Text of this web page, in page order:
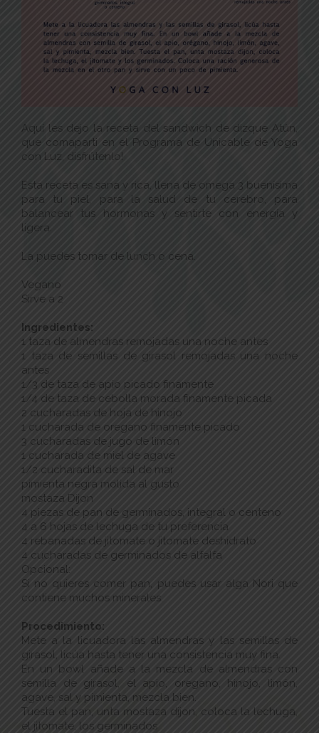
Aquí les dejo la receta del sandwich de dizque Atún,
que comaparti en el Programa de Unicable de Yoga
con Luz, disfrútenlo!
Esta receta es sana y rica, llena de omega 3 buenísima
para tu piel, para la salud de tu cerebro, para
balancear tus hormonas y sentirte con energía y
ligera.
La puedes tomar de lunch o cena.
Vegano
Sirve a 2
Ingredientes:
1 taza de almendras remojadas una noche antes
1 taza de semillas de girasol remojadas una noche
antes
1/3 de taza de apio picado finamente
1/4 de taza de cebolla morada finamente picada
2 cucharadas de hoja de hinojo
1 cucharada de oregano finamente picado
3 cucharadas de jugo de limón
1 cucharada de miel de agave
1/2 cucharadita de sal de mar
pimienta negra molida al gusto
mostaza Dijon
4 piezas de pan de germinados, integral o centeno
4 a 6 hojas de lechuga de tu preferencia
4 rebanadas de jitomate o jitomate deshidrato
4 cucharadas de germinados de alfalfa
Opcional:
Si no quieres comer pan, puedes usar alga Nori que
contiene muchos minerales.
Procedimiento:
Mete a la licuadora las almendras y las semillas de
girasol, licúa hasta tener una consistencia muy fina.
En un bowl añade a la mezcla de almendras con
semilla de girasol, el apio, oregano, hinojo, limón,
agave, sal y pimienta, mezcla bien.
Tuesta el pan, unta mostaza dijon, coloca la lechuga,
el jitomate, los germinados